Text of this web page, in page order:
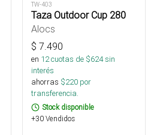
TW-403
Taza Outdoor Cup 280
Alocs
$ 7.490
en 12cuotas de $624sin
interés
ahorras $220 por
transferencia.
Stock disponible
+30 Vendidos